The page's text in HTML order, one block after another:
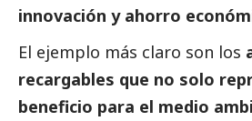
innovación y ahorro
El ejemplo más claro son los
recargables que no solo
beneficio para el medio